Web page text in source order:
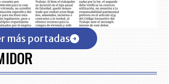
más portadas